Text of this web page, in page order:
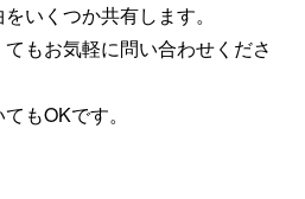
いくつか共有します。
もお気軽に問い合わせくださ
もOKです。